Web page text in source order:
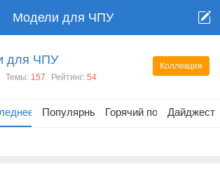
Модели для ЧПУ
Коллекция
для ЧПУ
Темы: 157 Рейтинг: 54
Популярные Горячий постДайджест